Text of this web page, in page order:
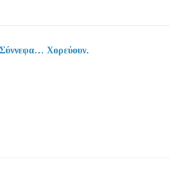
Χορεύουν.